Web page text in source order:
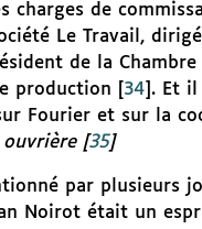
charges de
Le Travail,
de la
production
34 . Et il
Fourier et sur la
ouvrière[35]
par plusieurs
Noirot était un